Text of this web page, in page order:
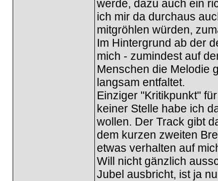
werde, dazu auch ein
ich mir da durchaus
mitgröhlen würden,
Im Hintergrund ab der
mich - zumindest auf
Menschen die Melodie
langsam entfaltet.
Einziger "Kritikpunkt"
keiner Stelle habe ich
wollen. Der Track gibt
dem kurzen zweiten
etwas verhalten auf
Will nicht gänzlich
Jubel ausbricht, ist ja